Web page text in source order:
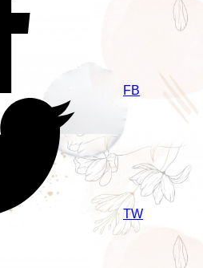
FB
TW